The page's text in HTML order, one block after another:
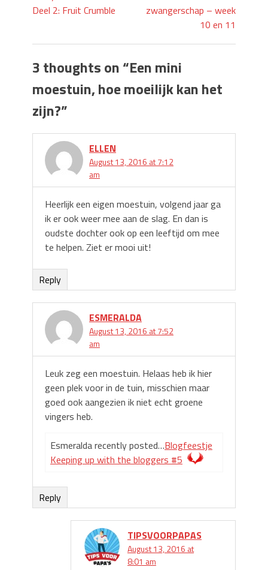
Deel 2: Fruit Crumble
zwangerschap – week
10 en 11
3 thoughts on “Een mini
moestuin, hoe moeilijk kan het
zijn?”
ELLEN
August 13, 2016 at 7:12
am
Heerlijk een eigen moestuin, volgend jaar ga
ik er ook weer mee aan de slag. En dan is
oudste dochter ook op een leeftijd om mee
te helpen. Ziet er mooi uit!
Reply
ESMERALDA
August 13, 2016 at 7:52
am
Leuk zeg een moestuin. Helaas heb ik hier
geen plek voor in de tuin, misschien maar
goed ook aangezien ik niet echt groene
vingers heb.
Esmeralda recently posted…Blogfeestje
Keeping up with the bloggers #5
Reply
TIPSVOORPAPAS
August 13, 2016 at
8:01 am